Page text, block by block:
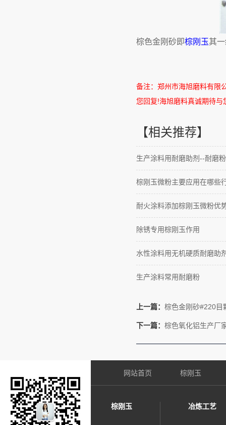
棕色金刚砂即棕刚玉其
备注：郑州市海旭磨料有限
您回复!海旭磨料真诚期待与
【相关推荐】
生产涂料用耐磨助剂--耐磨粉
棕刚玉微粉主要应用在哪些
耐火涂料添加棕刚玉微粉优
除锈专用棕刚玉作用
水性涂料用无机硬质耐磨助
生产涂料常用耐磨粉
上一篇： 棕色金刚砂#220目
下一篇： 棕色氧化铝生产厂
网站首页 棕刚玉
棕刚玉 冶炼工艺